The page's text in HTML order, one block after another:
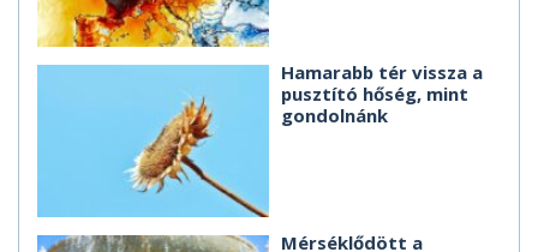
Hamarabb tér vissza a
pusztító hőség, mint
gondolnánk
Mérséklődött a